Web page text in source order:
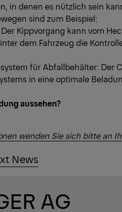
in denen es nützlich sein
sind zum Beispiel:
Kippvorgang kann vom
dem Fahrzeug die
für Abfallbehälter: Der
in eine optimale
aussehen?
wenden Sie sich bitte an
News
AG